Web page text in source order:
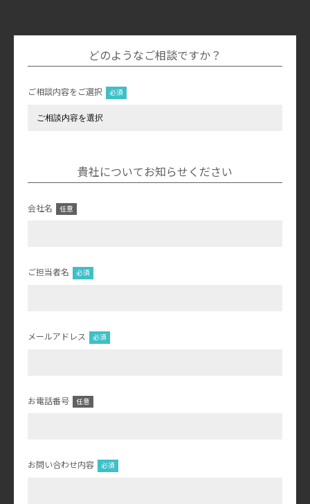
どのようなご相談ですか？
ご相談内容をご選択
貴社についてお知らせください
会社名
ご担当者名
メールアドレス
お電話番号
お問い合わせ内容